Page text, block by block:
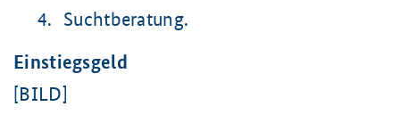
Suchtberatung.
Einstiegsgeld
[BILD]